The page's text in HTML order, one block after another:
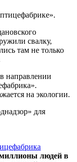
свалку,
там не только
направлении
на экологии.
для
людей в